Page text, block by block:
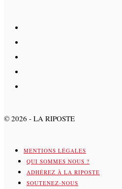
© 2026 - LA RIPOSTE
MENTIONS LÉGALES
QUI SOMMES NOUS ?
ADHÉREZ À LA RIPOSTE
SOUTENEZ-NOUS